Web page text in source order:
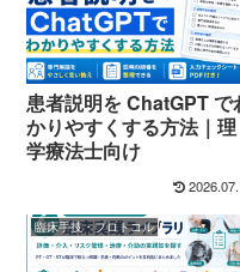
患者説明を ChatGPT で
かりやすくする方法｜理
学療法士向け
臨床手技・プロトコル